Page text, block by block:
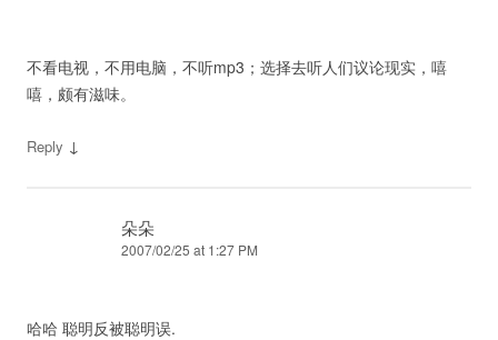
不看电视，不用电脑，不听mp3；选择去听人们议论现实，嘻
嘻，颇有滋味。
Reply ↓
朵朵
2007/02/25 at 1:27 PM
哈哈 聪明反被聪明误.